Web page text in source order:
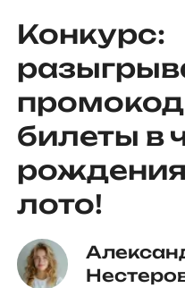
Конкурс:
билеты в
лото!